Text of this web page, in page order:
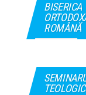
BISERICA
ROMÂNĂ
TEOLOGIC